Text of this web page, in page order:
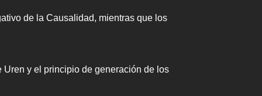
de la Causalidad, mientras que los
y el principio de generación de los